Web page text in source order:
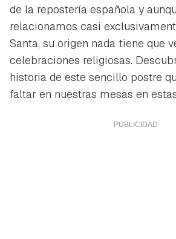
de la repostería española y
relacionamos casi
Santa, su origen nada tiene que
celebraciones religiosas.
historia de este sencillo postre
faltar en nuestras mesas en